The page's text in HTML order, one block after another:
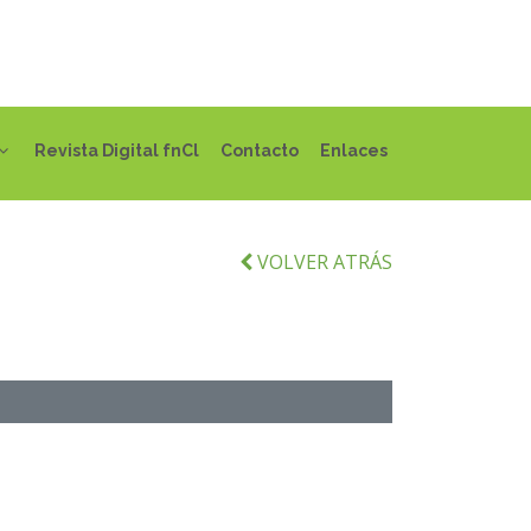
Revista Digital fnCl Contacto Enlaces
VOLVER ATRÁS